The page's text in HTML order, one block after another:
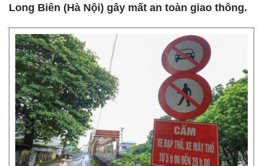
Long Biên (Hà Nội) gây mất an toàn giao thông.